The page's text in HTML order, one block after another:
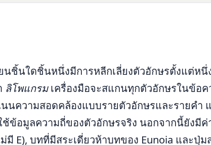
ชิ้นใดชิ้นหนึ่งมีการหลีกเลี่ยงตัวอักษรตั้งแต่หนึ่
ลิโพแกรมเครื่องมือจะสแกนทุกตัวอักษรในข้อค
ความสอดคล้องแบบรายตัวอักษรและรายคำ
ข้อมูลความถี่ของตัวอักษรจริง นอกจากนี้ยังมีค่
E), บทที่มีสระเดี่ยวห้าบทของ Eunoia และปุ่ม